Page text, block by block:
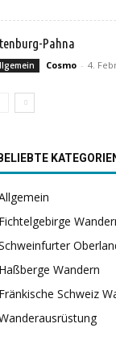
Pahna
Cosmo - 4.
Wandern
Schweiz